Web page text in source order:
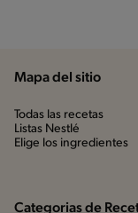
Mapa del sitio
Todas las recetas
Listas Nestlé
Elige los ingredientes
Categorias de